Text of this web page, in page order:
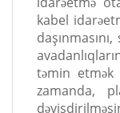
kabel
təmin
zamanda,